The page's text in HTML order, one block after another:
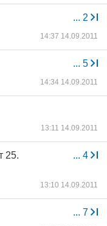
... 2
14:37 14.09.2011
... 5
14:34 14.09.2011
13:11 14.09.2011
... 4
25.
13:10 14.09.2011
... 7